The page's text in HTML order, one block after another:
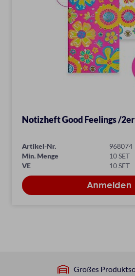
Notizheft Good Feelings /2er
Artikel-Nr.
968074
Min. Menge
10 SET
VE
10 SET
Großes Produktsortiment